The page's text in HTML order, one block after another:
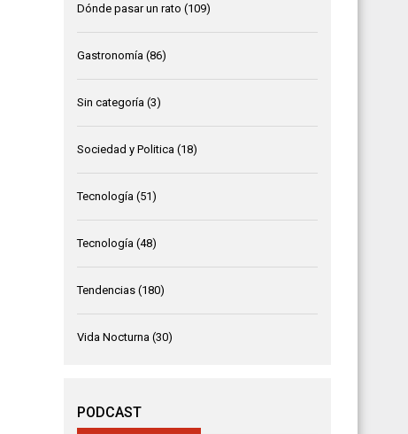
Dónde pasar un rato (109)
Gastronomía (86)
Sin categoría (3)
Sociedad y Politica (18)
Tecnología (51)
Tecnología (48)
Tendencias (180)
Vida Nocturna (30)
PODCAST